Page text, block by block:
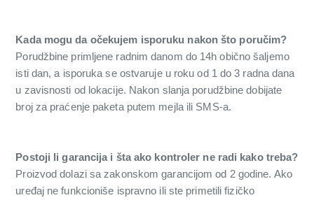
Kada mogu da očekujem isporuku nakon što poručim?
Porudžbine primljene radnim danom do 14h obično šaljemo
isti dan, a isporuka se ostvaruje u roku od 1 do 3 radna dana
u zavisnosti od lokacije. Nakon slanja porudžbine dobijate
broj za praćenje paketa putem mejla ili SMS-a.
Postoji li garancija i šta ako kontroler ne radi kako treba?
Proizvod dolazi sa zakonskom garancijom od 2 godine. Ako
uređaj ne funkcioniše ispravno ili ste primetili fizičko